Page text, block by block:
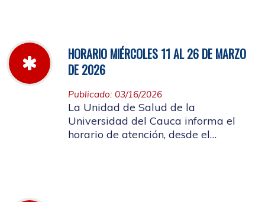
HORARIO MIÉRCOLES 11 AL 26 DE MARZO
DE 2026
Publicado: 03/16/2026
La Unidad de Salud de la
Universidad del Cauca informa el
horario de atención, desde el